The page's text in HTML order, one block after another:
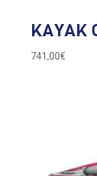
KAYAK
741,00€